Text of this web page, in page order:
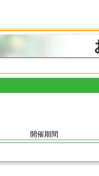
開催期間